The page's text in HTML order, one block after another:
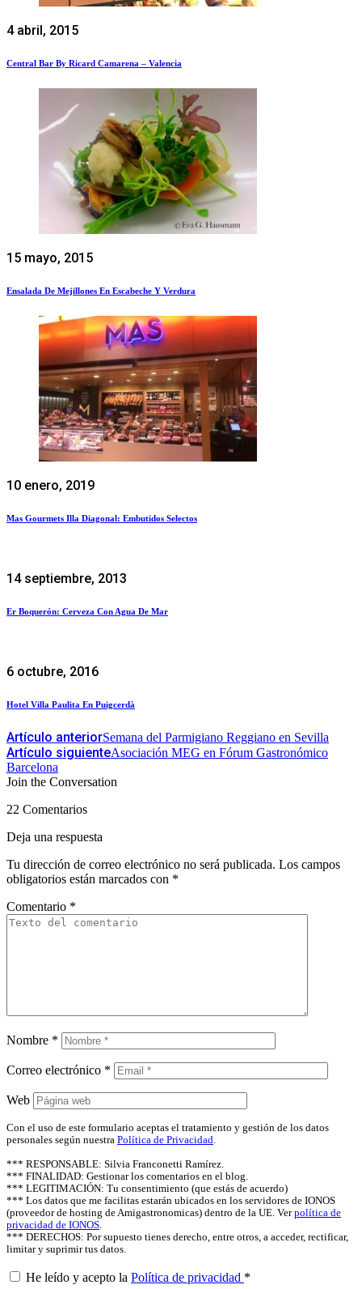
4 abril, 2015
Central Bar By Ricard Camarena – Valencia
15 mayo, 2015
Ensalada De Mejillones En Escabeche Y Verdura
10 enero, 2019
Mas Gourmets Illa Diagonal: Embutidos Selectos
14 septiembre, 2013
Er Boquerón: Cerveza Con Agua De Mar
6 octubre, 2016
Hotel Villa Paulita En Puigcerdà
Artículo anteriorSemana del Parmigiano Reggiano en Sevilla
Artículo siguienteAsociación MEG en Fórum Gastronómico
Barcelona
Join the Conversation
22 Comentarios
Deja una respuesta
Tu dirección de correo electrónico no será publicada. Los campos
obligatorios están marcados con *
Comentario *
Nombre *
Correo electrónico *
Web
Con el uso de este formulario aceptas el tratamiento y gestión de los datos
personales según nuestra Política de Privacidad
*** RESPONSABLE: Silvia Franconetti Ramírez.
*** FINALIDAD: Gestionar los comentarios en el blog.
*** LEGITIMACIÓN: Tu consentimiento (que estás de acuerdo)
*** Los datos que me facilitas estarán ubicados en los servidores de IONOS
(proveedor de hosting de Amigastronomicas) dentro de la UE. Verpolítica de
privacidad de IONOS
*** DERECHOS: Por supuesto tienes derecho, entre otros, a acceder, rectificar,
limitar y suprimir tus datos.
He leído y acepto la Política de privacidad *